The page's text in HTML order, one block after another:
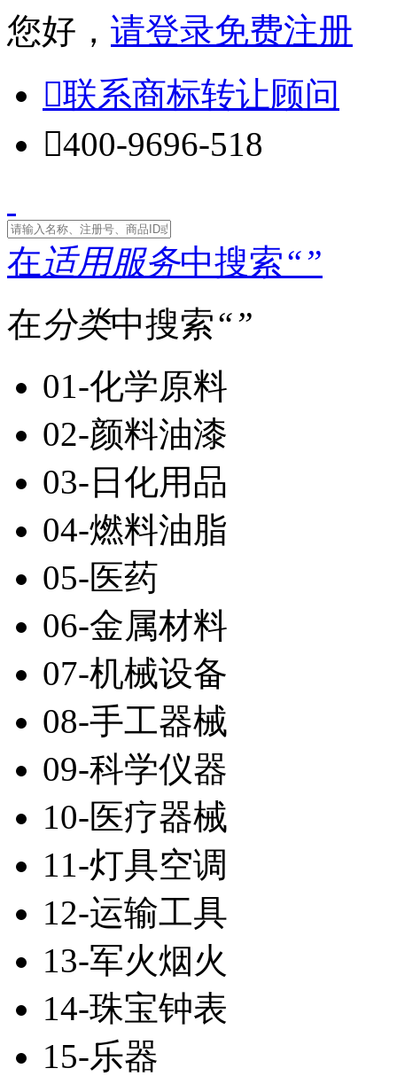
您好， 请登录免费注册
联系商标转让顾问
400-9696-518
在适用服务中搜索“”
在分类中搜索“”
01-化学原料
02-颜料油漆
03-日化用品
04-燃料油脂
05-医药
06-金属材料
07-机械设备
08-手工器械
09-科学仪器
10-医疗器械
11-灯具空调
12-运输工具
13-军火烟火
14-珠宝钟表
15-乐器